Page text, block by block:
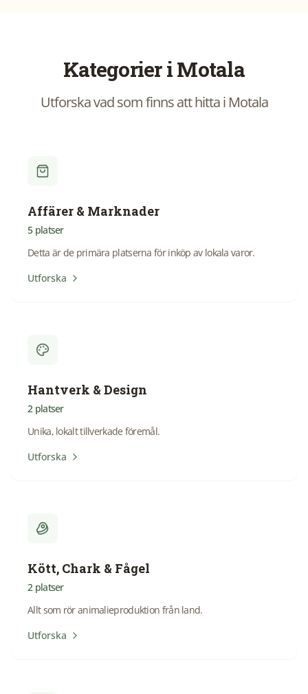
Kategorier iMotala
Utforska vad som finns att hitta i Motala
Affärer & Marknader
5 platser
Detta är de primära platserna för inköp av lokala varor.
Utforska
Hantverk & Design
2 platser
Unika, lokalt tillverkade föremål.
Utforska
Kött, Chark & Fågel
2 platser
Allt som rör animalieproduktion från land.
Utforska